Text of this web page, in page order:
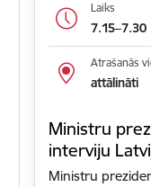
Laiks
7.15–7.30
Atrašanās
attālināti
Ministru
interviju
Ministru